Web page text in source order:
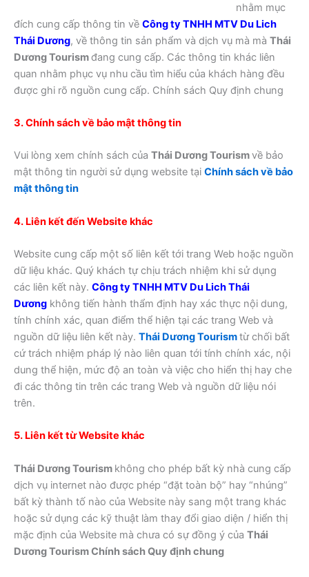
nhằm mục
đích cung cấp thông tin về Công ty TNHH MTV Du Lich
Thái Dương, về thông tin sản phẩm và dịch vụ mà mà Thái
Dương Tourismđang cung cấp. Các thông tin khác liên
quan nhằm phục vụ nhu cầu tìm hiểu của khách hàng đều
được ghi rõ nguồn cung cấp. Chính sách Quy định chung
3. Chính sách về bảo mật thông tin
Vui lòng xem chính sách của Thái Dương Tourismvề bảo
mật thông tin người sử dụng website tại Chính sách về bảo
mật thông tin
4. Liên kết đến Website khác
Website cung cấp một số liên kết tới trang Web hoặc nguồn
dữ liệu khác. Quý khách tự chịu trách nhiệm khi sử dụng
các liên kết này. Công ty TNHH MTV Du Lich Thái
Dương không tiến hành thẩm định hay xác thực nội dung,
tính chính xác, quan điểm thể hiện tại các trang Web và
nguồn dữ liệu liên kết này. Thái Dương Tourismtừ chối bất
cứ trách nhiệm pháp lý nào liên quan tới tính chính xác, nội
dung thể hiện, mức độ an toàn và việc cho hiển thị hay che
đi các thông tin trên các trang Web và nguồn dữ liệu nói
trên.
5. Liên kết từ Website khác
Thái Dương Tourism không cho phép bất kỳ nhà cung cấp
dịch vụ internet nào được phép “đặt toàn bộ” hay “nhúng”
bất kỳ thành tố nào của Website này sang một trang khác
hoặc sử dụng các kỹ thuật làm thay đổi giao diện / hiển thị
mặc định của Website mà chưa có sự đồng ý của Thái
Dương Tourism Chính sách Quy định chung